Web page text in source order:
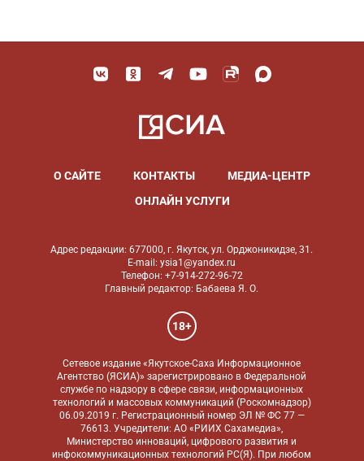
О САЙТЕ КОНТАКТЫ
МЕДИА-ЦЕНТР
ОНЛАЙН УСЛУГИ
Адрес редакции: 677000, г. Якутск, ул. Орджоникидзе, 31.
E-mail: ysia1@yandex.ru
Телефон: +7-914-272-96-72
Главный редактор: Бабаева Я. О.
18+
Сетевое издание «Якутское-Саха Информационное
Агентство (ЯСИА)» зарегистрировано в Федеральной
службе по надзору в сфере связи, информационных
технологий и массовых коммуникаций (Роскомнадзор)
06.09.2019 г. Регистрационный номер ЭЛ № ФС 77 —
76613. Учредители: АО «РИИХ Сахамедиа»,
Министерство инноваций, цифрового развития и
инфокоммуникационных технологий РС(Я). При любом